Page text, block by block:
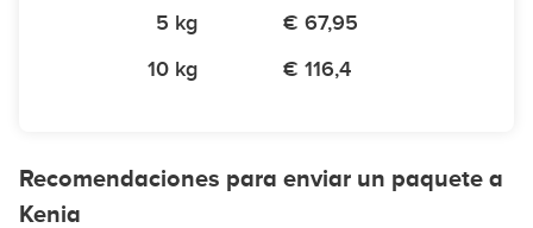
5 kg
€ 67,95
10 kg
€ 116,4
Recomendaciones para enviar un paquete a
Kenia